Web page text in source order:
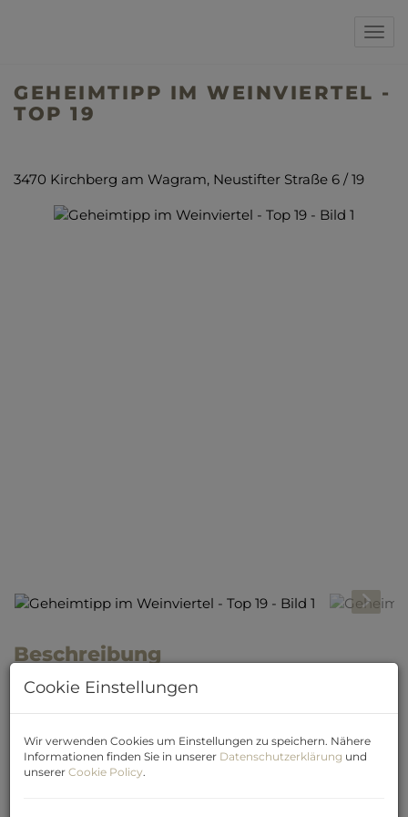
GEHEIMTIPP IM WEINVIERTEL -
TOP 19
3470 Kirchberg am Wagram, Neustifter Straße 6 / 19
Beschreibung
Modernes Wohnprojekt mit
Freiflächen, Top-Ausstattung und
attraktiven Kaufkonditionen
Cookie Einstellungen
Wir verwenden Cookies um Einstellungen zu speichern. Nähere
Informationen finden Sie in unserer Datenschutzerklärung und
unserer Cookie Policy.